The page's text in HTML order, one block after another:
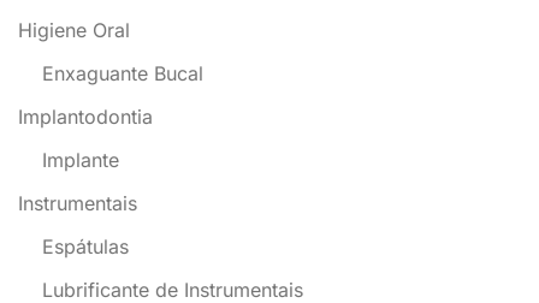
Higiene Oral
Enxaguante Bucal
Implantodontia
Implante
Instrumentais
Espátulas
Lubrificante de Instrumentais